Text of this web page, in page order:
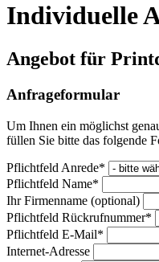
Individuelle
Angebot für
Anfrageformular
Um Ihnen ein möglichst
füllen Sie bitte das folgende
Pflichtfeld Anrede*
Pflichtfeld Name*
Ihr Firmenname (optional)
Pflichtfeld Rückrufnummer*
Pflichtfeld E-Mail*
Internet-Adresse